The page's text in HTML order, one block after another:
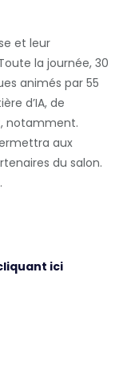
et leur
la journée, 30
animés par 55
d’IA, de
notamment.
aux
du salon.
ici